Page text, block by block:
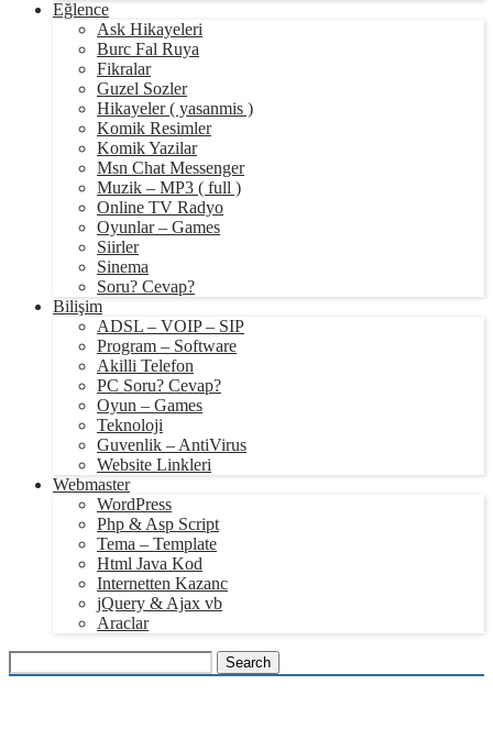
Eğlence
Ask Hikayeleri
Burc Fal Ruya
Fikralar
Guzel Sozler
Hikayeler ( yasanmis )
Komik Resimler
Komik Yazilar
Msn Chat Messenger
Muzik – MP3 ( full )
Online TV Radyo
Oyunlar – Games
Siirler
Sinema
Soru? Cevap?
Bilişim
ADSL – VOIP – SIP
Program – Software
Akilli Telefon
PC Soru? Cevap?
Oyun – Games
Teknoloji
Guvenlik – AntiVirus
Website Linkleri
Webmaster
WordPress
Php & Asp Script
Tema – Template
Html Java Kod
Internetten Kazanc
jQuery & Ajax vb
Araclar